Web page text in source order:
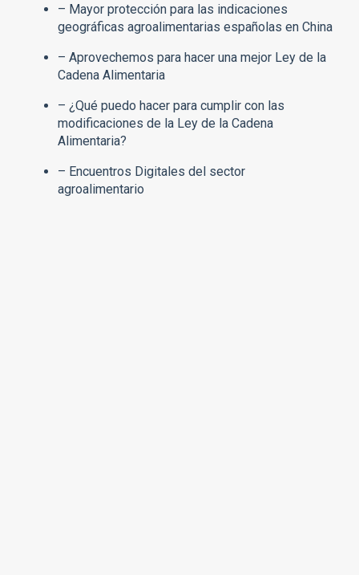
– Mayor protección para las indicaciones
geográficas agroalimentarias españolas en China
– Aprovechemos para hacer una mejor Ley de la
Cadena Alimentaria
– ¿Qué puedo hacer para cumplir con las
modificaciones de la Ley de la Cadena
Alimentaria?
– Encuentros Digitales del sector
agroalimentario